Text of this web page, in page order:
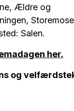
Ældre og
Salen.
her.
og